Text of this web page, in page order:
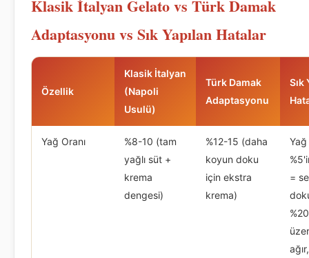
Klasik İtalyan Gelato vs Türk Damak
Adaptasyonu vs Sık Yapılan Hatalar
Özellik
Klasik İtalyan
(Napoli
Usulü)
Türk Damak
Adaptasyonu
Sık
Yağ Oranı
%8-10 (tam
yağlı süt +
krema
dengesi)
%12-15 (daha
koyun doku
için ekstra
krema)
Yağ
=